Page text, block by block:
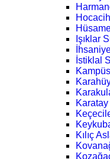
Işıklar
İstiklal
Karatay
Kılıç